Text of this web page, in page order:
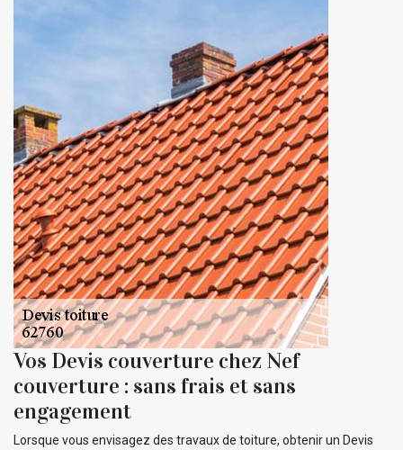
Vos Devis couverture chez Nef
couverture : sans frais et sans
engagement
Lorsque vous envisagez des travaux de toiture, obtenir un Devis